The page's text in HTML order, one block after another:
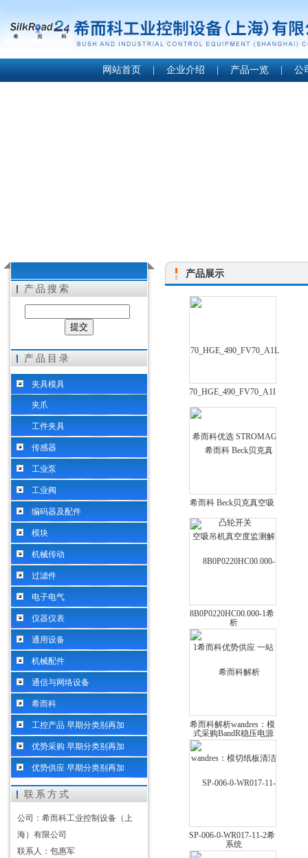
网站首页 | 企业介绍 | 产品一览 | 公
产品搜索
产品目录
夹具模具
夹爪
工件夹具
传感器
工业泵
工业阀
编码器及配件
模块
机械传动
过滤件
电子电气
仪器仪表
通用设备
机械配件
通信与网络设备
希而科
工控产品 早期分类别再加
优势采购 早期分类别再加
优势供应 早期分类别再加
联系方式
公司：希而科工业控制设备（上
海）有限公司
联系人：包惠军
产品展示
70_HGE_490_FV70_A1L
希而科优选 STROMAG
希而科 Beck贝克真空吸
吊机真空度监测解析
8B0P0220HC00.000-1希
而科优势供应 一站式采
购BandR稳压电源
希而科解析wandres：模
切纸板清洁系统
SP-006-0-WR017-11-2希
而科专业采购Walther快